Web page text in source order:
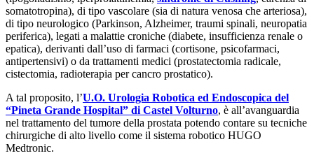
somatotropina), di tipo vascolare (sia di natura venosa che arteriosa),
di tipo neurologico (Parkinson, Alzheimer, traumi spinali, neuropatia
periferica), legati a malattie croniche (diabete, insufficienza renale o
epatica), derivanti dall’uso di farmaci (cortisone, psicofarmaci,
antipertensivi) o da trattamenti medici (prostatectomia radicale,
cistectomia, radioterapia per cancro prostatico).
A tal proposito, l’U.O. Urologia Robotica ed Endoscopica del
“Pineta Grande Hospital” di Castel Volturno, è all’avanguardia
nel trattamento del tumore della prostata potendo contare su tecniche
chirurgiche di alto livello come il sistema robotico HUGO
Medtronic.